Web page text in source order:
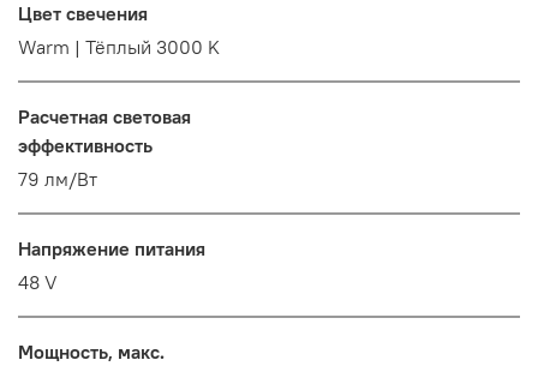
Цвет свечения
Warm | Тёплый 3000 K
Расчетная световая
эффективность
79 лм/Вт
Напряжение питания
48 V
Мощность, макс.